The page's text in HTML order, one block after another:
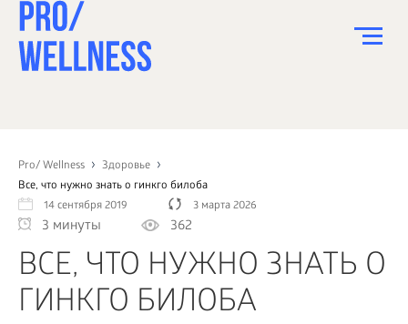
Pro/ Wellness
Здоровье
Все, что нужно знать о гинкго билоба
14 сентября 2019
3 марта 2026
3 минуты 362
ВСЕ, ЧТО НУЖНО ЗНАТЬ О
ГИНКГО БИЛОБА
СПОРТ
ЗДОРОВЬЕ
КРАСОТА
ПСИХОЛОГИЯ
ДЕТИ